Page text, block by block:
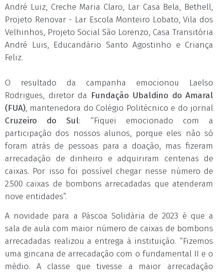
André Luiz, Creche Maria Claro, Lar Casa Bela, Bethell,
Projeto Renovar - Lar Escola Monteiro Lobato, Vila dos
Velhinhos, Projeto Social São Lorenzo, Casa Transitória
André Luis, Educandário Santo Agostinho e Criança
Feliz.
O resultado da campanha emocionou Laelso
Rodrigues, diretor da Fundação Ubaldino do Amaral
(FUA), mantenedora do Colégio Politécnico e do jornal
Cruzeiro do Sul: “Fiquei emocionado com a
participação dos nossos alunos, porque eles não só
foram atrás de pessoas para a doação, mas fizeram
arrecadação de dinheiro e adquiriram centenas de
caixas. Por isso foi possível chegar nesse número de
2.500 caixas de bombons arrecadadas que atenderam
nove entidades”.
A novidade para a Páscoa Solidária de 2023 é que a
sala de aula com maior número de caixas de bombons
arrecadadas realizou a entrega à instituição. “Fizemos
uma gincana de arrecadação com o fundamental II e o
médio. A classe que tivesse a maior arrecadação